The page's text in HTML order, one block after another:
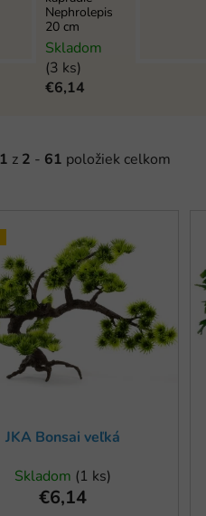
Nephrolepis
20 cm
Skladom
(3 ks)
€6,14
1 z 2 - 61 položiek celkom
JKA Bonsai veľká
Skladom (1 ks)
€6,14